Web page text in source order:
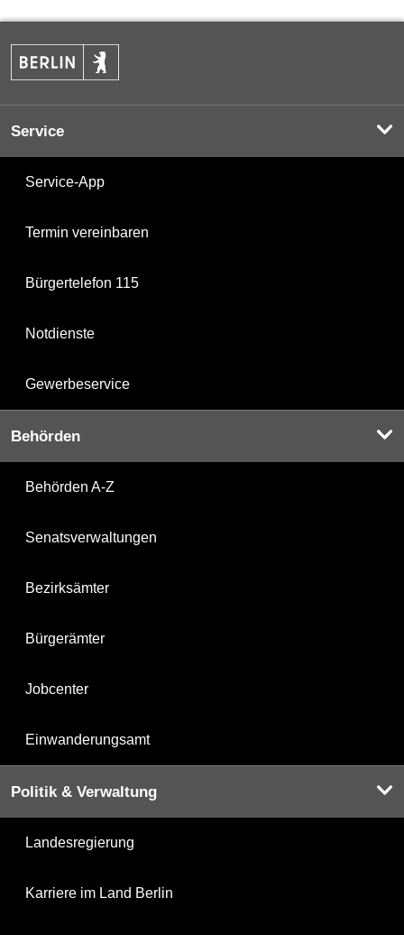
Service
Service-App
Termin vereinbaren
Bürgertelefon 115
Notdienste
Gewerbeservice
Behörden
Behörden A-Z
Senatsverwaltungen
Bezirksämter
Bürgerämter
Jobcenter
Einwanderungsamt
Politik & Verwaltung
Landesregierung
Karriere im Land Berlin